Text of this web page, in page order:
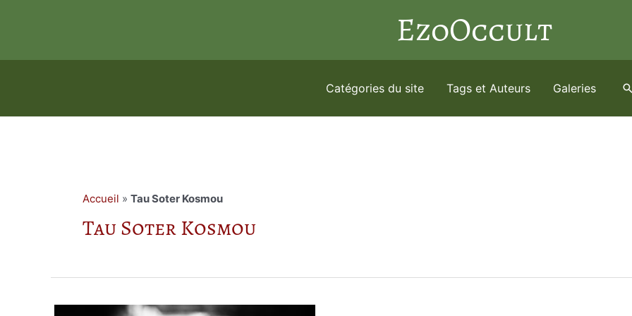
EzoOccult
Catégories du site Tags et Auteurs Galeries
Accueil » Tau Soter Kosmou
Tau Soter Kosmou